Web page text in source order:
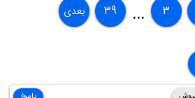
۳ ... ۳۹ بعدی